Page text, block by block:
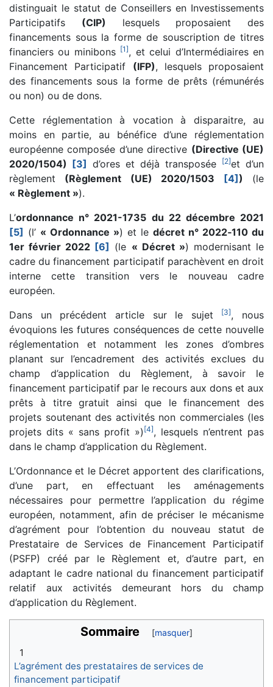
distinguait le statut de Conseillers en Investissements
Participatifs (CIP) lesquels proposaient des
financements sous la forme de souscription de titres
financiers ou minibons [1], et celui d’Intermédiaires en
Financement Participatif (IFP), lesquels proposaient
des financements sous la forme de prêts (rémunérés
ou non) ou de dons.
Cette réglementation à vocation à disparaitre, au
moins en partie, au bénéfice d’une réglementation
européenne composée d’une directive (Directive (UE)
2020/1504) [3] d’ores et déjà transposée [2]et d’un
règlement (Règlement (UE) 2020/1503 [4]) (le
« Règlement »).
L’ordonnance n° 2021-1735 du 22 décembre 2021
[5] (l’ « Ordonnance ») et le décret n° 2022‑110 du
1er février 2022 [6] (le « Décret ») modernisant le
cadre du financement participatif parachèvent en droit
interne cette transition vers le nouveau cadre
européen.
Dans un précédent article sur le sujet
[3], nous
évoquions les futures conséquences de cette nouvelle
réglementation et notamment les zones d’ombres
planant sur l’encadrement des activités exclues du
champ d’application du Règlement, à savoir le
financement participatif par le recours aux dons et aux
prêts à titre gratuit ainsi que le financement des
projets soutenant des activités non commerciales (les
projets dits « sans profit ») [4], lesquels n’entrent pas
dans le champ d’application du Règlement.
L’Ordonnance et le Décret apportent des clarifications,
d’une part, en effectuant les aménagements
nécessaires pour permettre l’application du régime
européen, notamment, afin de préciser le mécanisme
d’agrément pour l’obtention du nouveau statut de
Prestataire de Services de Financement Participatif
(PSFP) créé par le Règlement et, d’autre part, en
adaptant le cadre national du financement participatif
relatif aux activités demeurant hors du champ
d’application du Règlement.
Sommaire
1
L’agrément des prestataires de services de
financement participatif